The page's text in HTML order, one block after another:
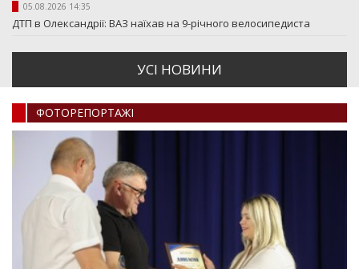
05.08.2026 14:35
ДТП в Олександрії: ВАЗ наїхав на 9-річного велосипедиста
УСI НОВИНИ
ФОТОРЕПОРТАЖI